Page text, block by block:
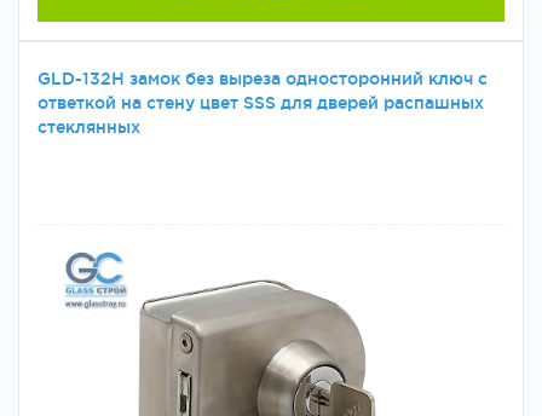
GLD-132H замок без выреза односторонний ключ с
ответкой на стену цвет SSS для дверей распашных
стеклянных